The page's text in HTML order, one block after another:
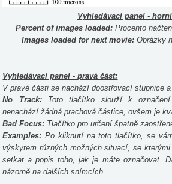
Vyhledávací panel -
Percent of images loaded:Procento
Images loaded for next movie: Obrázky
Vyhledávací panel - pravá část:
V pravé části se nachází doostřovací stupnice
No Track:Toto tlačítko slouží k
nenachází žádná prachová částice, ovšem je
Bad Focus: Tlačítko pro určení špatně
Examples: Po kliknutí na toto tlačítko, se
výskytem různých možných situací, se
setkat a popis toho, jak je máte označovat.
názorně na dalších snímcích.